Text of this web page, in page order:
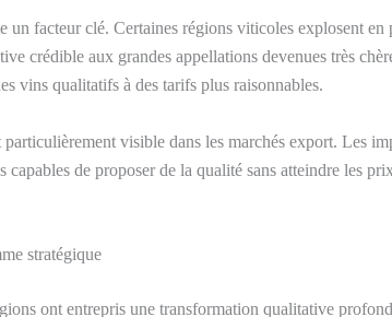
un facteur clé. Certaines régions viticoles explosent en
crédible aux grandes appellations devenues très
vins qualitatifs à des tarifs plus raisonnables.
particulièrement visible dans les marchés export. Les
capables de proposer de la qualité sans atteindre les
stratégique
ont entrepris une transformation qualitative